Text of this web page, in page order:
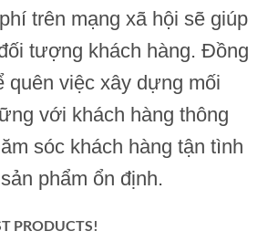
trên mạng xã hội sẽ giúp
tượng khách hàng. Đồng
quên việc xây dựng mối
với khách hàng thông
sóc khách hàng tận tình
phẩm ổn định.
PRODUCTS!